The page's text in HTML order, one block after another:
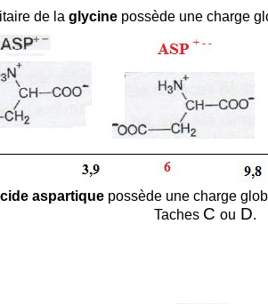
de la glycine possède une charge
aspartiquepossède une charge
Taches C ou D.